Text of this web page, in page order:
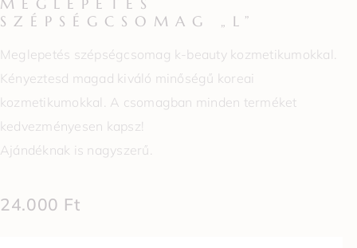
MEGLEPETÉS
SZÉPSÉGCSOMAG „L”
Meglepetés szépségcsomag k-beauty kozmetikumokkal.
Kényeztesd magad kiváló minőségű koreai
kozmetikumokkal. A csomagban minden terméket
kedvezményesen kapsz!
Ajándéknak is nagyszerű.
24.000 Ft